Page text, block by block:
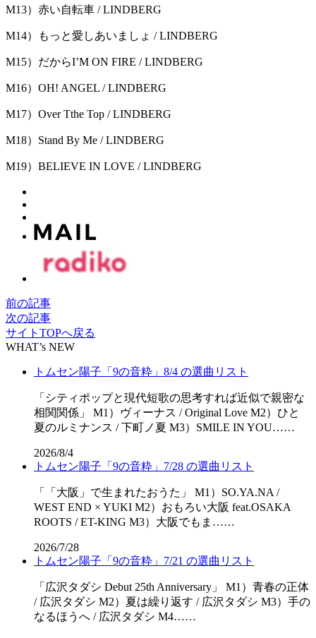
M13）赤い自転車 / LINDBERG
M14）もっと愛しあいましょ / LINDBERG
M15）だからI’M ON FIRE / LINDBERG
M16）OH! ANGEL / LINDBERG
M17）Over Tthe Top / LINDBERG
M18）Stand By Me / LINDBERG
M19）BELIEVE IN LOVE / LINDBERG
前の記事
次の記事
サイトTOPへ戻る
WHAT’s NEW
トムセン陽子「9の音粋」8/4 の選曲リスト
「シティポップと現代短歌の思考すれば近似で親密な
相関関係」 M1）ヴィーナス / Original Love M2）ひと
夏のルミナンス / 下町ノ夏 M3）SMILE IN YOU……
2026/8/4
トムセン陽子「9の音粋」7/28 の選曲リスト
「「⼤阪」で⽣まれたおうた」 M1）SO.YA.NA /
WEST END × YUKI M2）おもろい大阪 feat.OSAKA
ROOTS / ET-KING M3）大阪でもま……
2026/7/28
トムセン陽子「9の音粋」7/21 の選曲リスト
「広沢タダシ Debut 25th Anniversary」 M1）青春の正体
/ 広沢タダシ M2）夏は繰り返す / 広沢タダシ M3）手の
なるほうへ / 広沢タダシ M4……